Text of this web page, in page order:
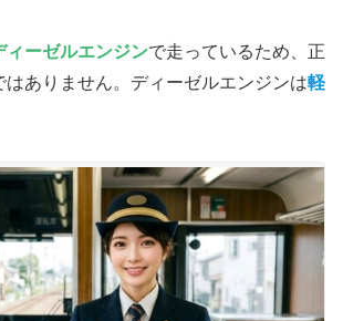
ィーゼルエンジンで走っているため、正
はありません。ディーゼルエンジンは軽